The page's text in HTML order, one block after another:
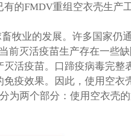
的FMDV重组空衣壳生产
牧业的发展。许多国家仍
灭活疫苗生产存在一些
活疫苗。口蹄疫病毒完
疫效果。因此，使用空
两个部分：使用空衣壳